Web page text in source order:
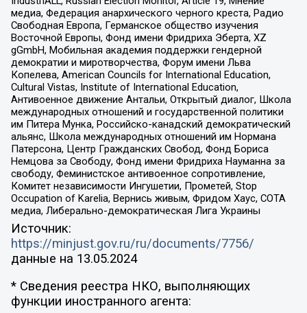
медиа, Федерация анархического черного креста, Радио
Свободная Европа, Германское общество изучения
Восточной Европы, Фонд имени Фридриха Эберта, XZ
gGmbH, Мобильная академия поддержки гендерной
демократии и миротворчества, Форум имени Льва
Копелева, American Councils for International Education,
Cultural Vistas, Institute of International Education,
Антивоенное движение Антальи, Открытый диалог, Школа
международных отношений и государственной политики
им Питера Мунка, Российско-канадский демократический
альянс, Школа международных отношений им Нормана
Патерсона, Центр Гражданских Свобод, Фонд Бориса
Немцова за Свободу, Фонд имени Фридриха Науманна за
свободу, Феминистское антивоенное сопротивление,
Комитет независимости Ингушетии, Прометей, Stop
Occupation of Karelia, Вернись живым, Фридом Хаус, СОТА
медиа, Либерально-демократическая Лига Украины
Источник:
https://minjust.gov.ru/ru/documents/7756/
данные на 13.05.2024
* Сведения реестра НКО, выполняющих
функции иностранного агента: